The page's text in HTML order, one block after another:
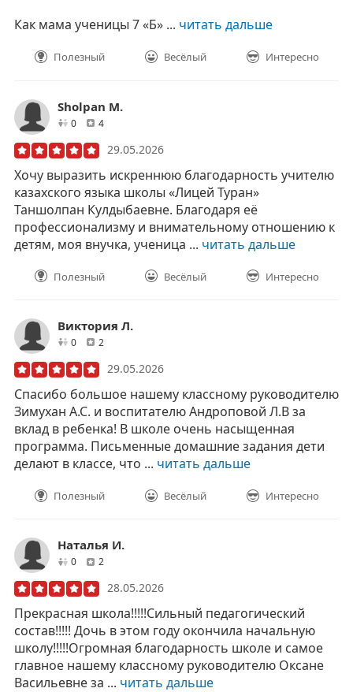
Как мама ученицы 7 «Б» ... читать дальше
Полезный Весёлый Интересно
Sholpan M.
0друзей
4отзывов
29.05.2026
Хочу выразить искреннюю благодарность учителю
казахского языка школы «Лицей Туран»
Таншолпан Кулдыбаевне. Благодаря её
профессионализму и внимательному отношению к
детям, моя внучка, ученица ... читать дальше
Полезный Весёлый Интересно
Виктория Л.
0друзей
2
29.05.2026
Спасибо большое нашему классному руководителю
Зимухан А.С. и воспитателю Андроповой Л.В за
вклад в ребенка! В школе очень насыщенная
программа. Письменные домашние задания дети
делают в классе, что ... читать дальше
Полезный Весёлый Интересно
Наталья И.
0друзей
2
28.05.2026
Прекрасная школа!!!!!Сильный педагогический
состав!!!!! Дочь в этом году окончила начальную
школу!!!!!Огромная благодарность школе и самое
главное нашему классному руководителю Оксане
Васильевне за ... читать дальше